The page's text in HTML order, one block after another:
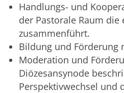
Handlungs- und
der Pastorale Raum die
zusammenführt.
Bildung und Förderung
Moderation und
Diözesansynode
Perspektivwechsel und